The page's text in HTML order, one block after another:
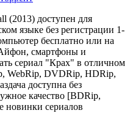
(2013) доступен для
языке без регистрации 1-
бесплатно или на
смартфоны и
сериал "Крах" в отличном
WebRip, DVDRip, HDRip,
доступна без
качество [BDRip,
новинки сериалов